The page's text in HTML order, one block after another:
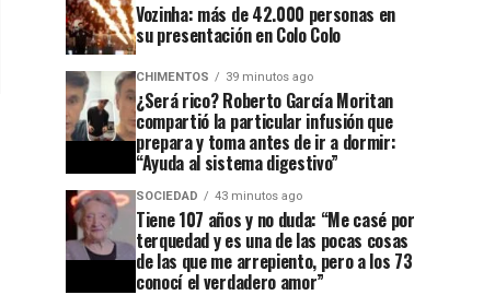
Vozinha: más de 42.000 personas en
su presentación en Colo Colo
CHIMENTOS 39 minutos ago
¿Será rico? Roberto García Moritan
compartió la particular infusión que
prepara y toma antes de ir a dormir:
“Ayuda al sistema digestivo”
SOCIEDAD 43 minutos ago
Tiene 107 años y no duda: “Me casé por
terquedad y es una de las pocas cosas
de las que me arrepiento, pero a los 73
conocí el verdadero amor”